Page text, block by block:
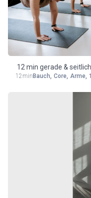
12 min gerade &
12min Bauch, Core, Arme,